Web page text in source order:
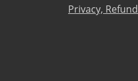
Privacy,